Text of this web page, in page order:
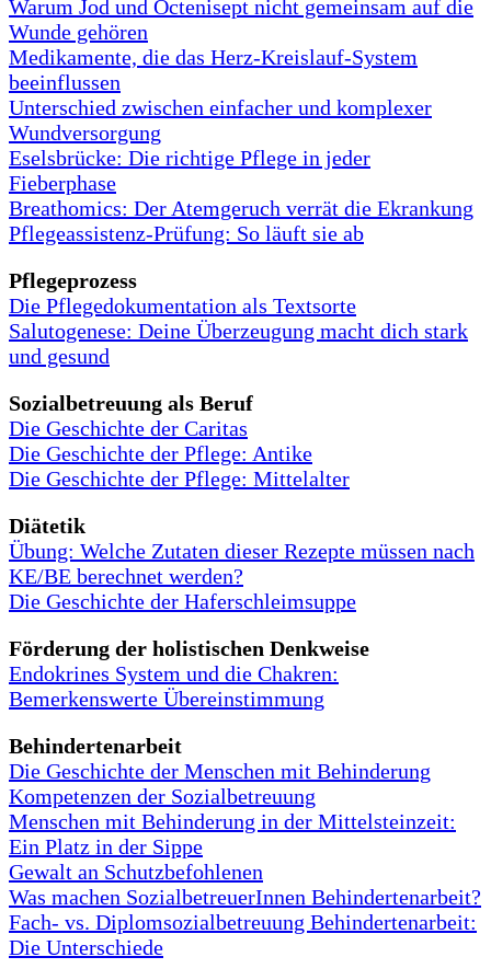
Warum Jod und Octenisept nicht gemeinsam auf die
Wunde gehören
Medikamente, die das Herz-Kreislauf-System
beeinflussen
Unterschied zwischen einfacher und komplexer
Wundversorgung
Eselsbrücke: Die richtige Pflege in jeder
Fieberphase
Breathomics: Der Atemgeruch verrät die Ekrankung
Pflegeassistenz-Prüfung: So läuft sie ab
Pflegeprozess
Die Pflegedokumentation als Textsorte
Salutogenese: Deine Überzeugung macht dich stark
und gesund
Sozialbetreuung als Beruf
Die Geschichte der Caritas
Die Geschichte der Pflege: Antike
Die Geschichte der Pflege: Mittelalter
Diätetik
Übung: Welche Zutaten dieser Rezepte müssen nach
KE/BE berechnet werden?
Die Geschichte der Haferschleimsuppe
Förderung der holistischen Denkweise
Endokrines System und die Chakren:
Bemerkenswerte Übereinstimmung
Behindertenarbeit
Die Geschichte der Menschen mit Behinderung
Kompetenzen der Sozialbetreuung
Menschen mit Behinderung in der Mittelsteinzeit:
Ein Platz in der Sippe
Gewalt an Schutzbefohlenen
Was machen SozialbetreuerInnen Behindertenarbeit?
Fach- vs. Diplomsozialbetreuung Behindertenarbeit:
Die Unterschiede